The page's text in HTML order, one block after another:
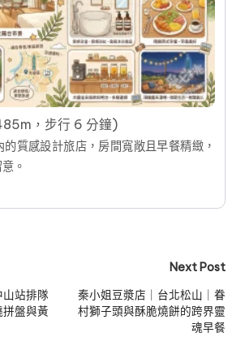
，步行 6 分鐘)
質感設計旅店，房間寬敞且早餐精緻，
。
站排隊
盤與黃
Next Post
秦小姐豆漿店｜台北松山｜眷
村獅子頭與酥脆燒餅的跨界靈
魂早餐